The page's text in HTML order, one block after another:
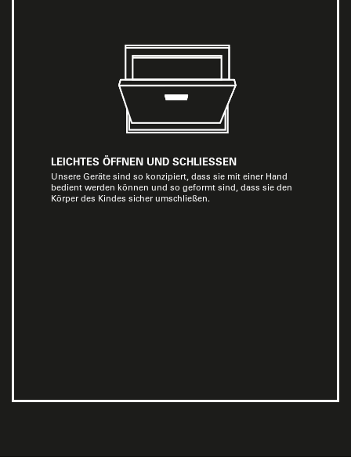
LEICHTES ÖFFNEN UND SCHLIESSEN
Unsere Geräte sind so konzipiert, dass sie mit einer Hand
bedient werden können und so geformt sind, dass sie den
Körper des Kindes sicher umschließen.